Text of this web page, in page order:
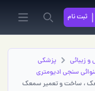
ثبت نام
menu
زیبائی
پزشكي
سنجی ادیومتری
، ساخت و تعمیر سمعک